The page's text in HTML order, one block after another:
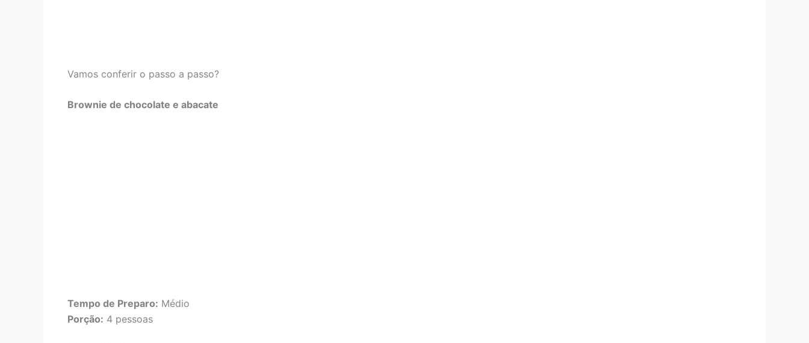
Vamos conferir o passo a passo?
Brownie de chocolate e abacate
Tempo de Preparo: Médio
Porção: 4 pessoas